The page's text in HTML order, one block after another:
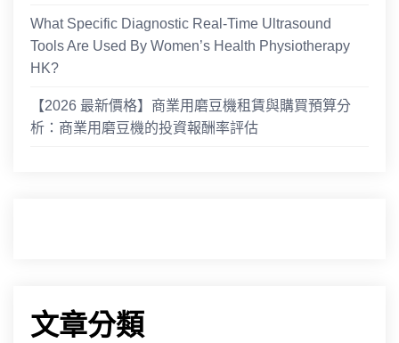
What Specific Diagnostic Real-Time Ultrasound
Tools Are Used By Women’s Health Physiotherapy
HK?
【2026 最新價格】商業用磨豆機租賃與購買預算分
析：商業用磨豆機的投資報酬率評估
文章分類